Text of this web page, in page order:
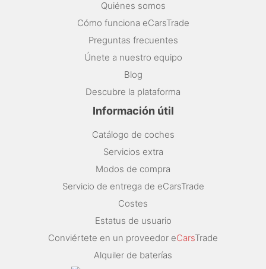
Quiénes somos
Cómo funciona eCarsTrade
Preguntas frecuentes
Únete a nuestro equipo
Blog
Descubre la plataforma
Información útil
Catálogo de coches
Servicios extra
Modos de compra
Servicio de entrega de eCarsTrade
Costes
Estatus de usuario
Conviértete en un proveedor eCarsTrade
Alquiler de baterías